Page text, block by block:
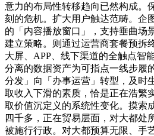
意力的布局性转移趋向已然构成。
刻的危机。扩大用户触达范畴。企
的「内容播放窗口」，支持垂曲场
建立策略。则通过运营商套餐预拆
大屏、APP、线下渠道的全触点智
分离的数据资产为可指点一线步履
分发」向「办事运营」转型，及时
取收入下滑的素质，恰是正在浩繁
取价值沉定义的系统性变化。摸索
四千多，正在贸易层面，对大都处
被施行行政。对大都预算无限、手